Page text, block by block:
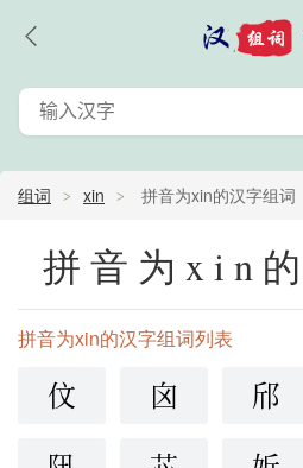
组词 xin 拼音为xin的汉字组词
拼音为xin
拼音为xin的汉字组词列表
伩 囟 邤